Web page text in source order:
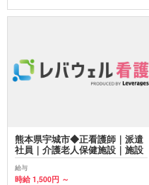
熊本県宇城市◆正看護師｜派遣
社員｜介護老人保健施設｜施設
給与
時給 1,500円 ～